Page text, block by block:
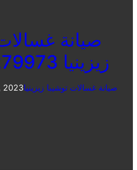
صيانة
زيزينيا 01092279973
2023صيانة غسالات توشيبا زيزينيا